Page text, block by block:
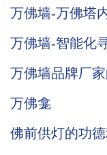
万佛墙-万佛塔
万佛墙-智能化
万佛墙品牌厂
万佛龛
佛前供灯的功